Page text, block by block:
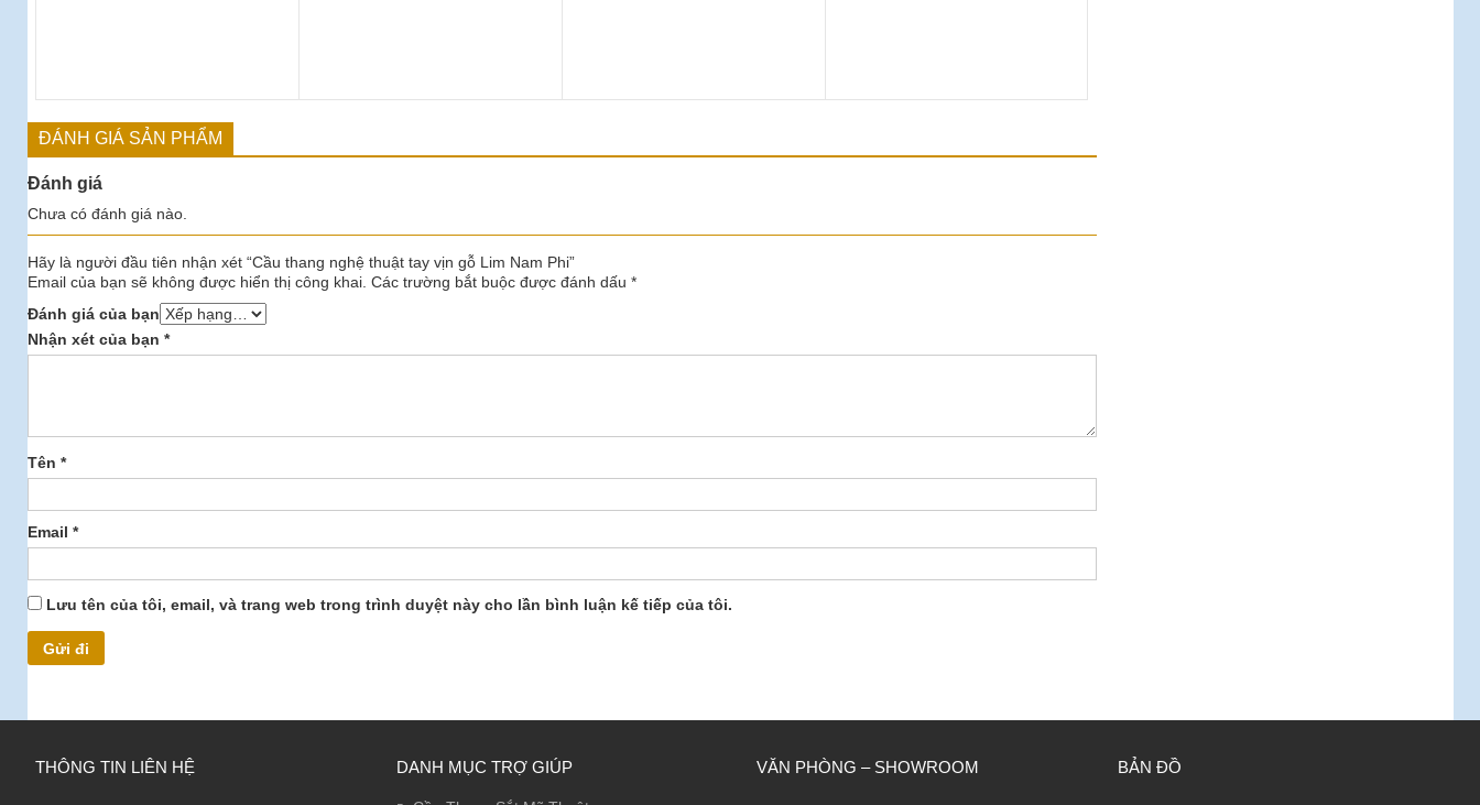
ĐÁNH GIÁ SẢN PHẨM
Đánh giá
Chưa có đánh giá nào.
Hãy là người đầu tiên nhận xét “Cầu thang nghệ thuật tay vịn gỗ Lim Nam Phi”
Email của bạn sẽ không được hiển thị công khai. Các trường bắt buộc được đánh dấu *
Đánh giá của bạn
Nhận xét của bạn *
Tên *
Email *
Lưu tên của tôi, email, và trang web trong trình duyệt này cho lần bình luận kế tiếp của tôi.
THÔNG TIN LIÊN HỆ DANH MỤC TRỢ GIÚP VĂN PHÒNG – SHOWROOM BẢN ĐỒ